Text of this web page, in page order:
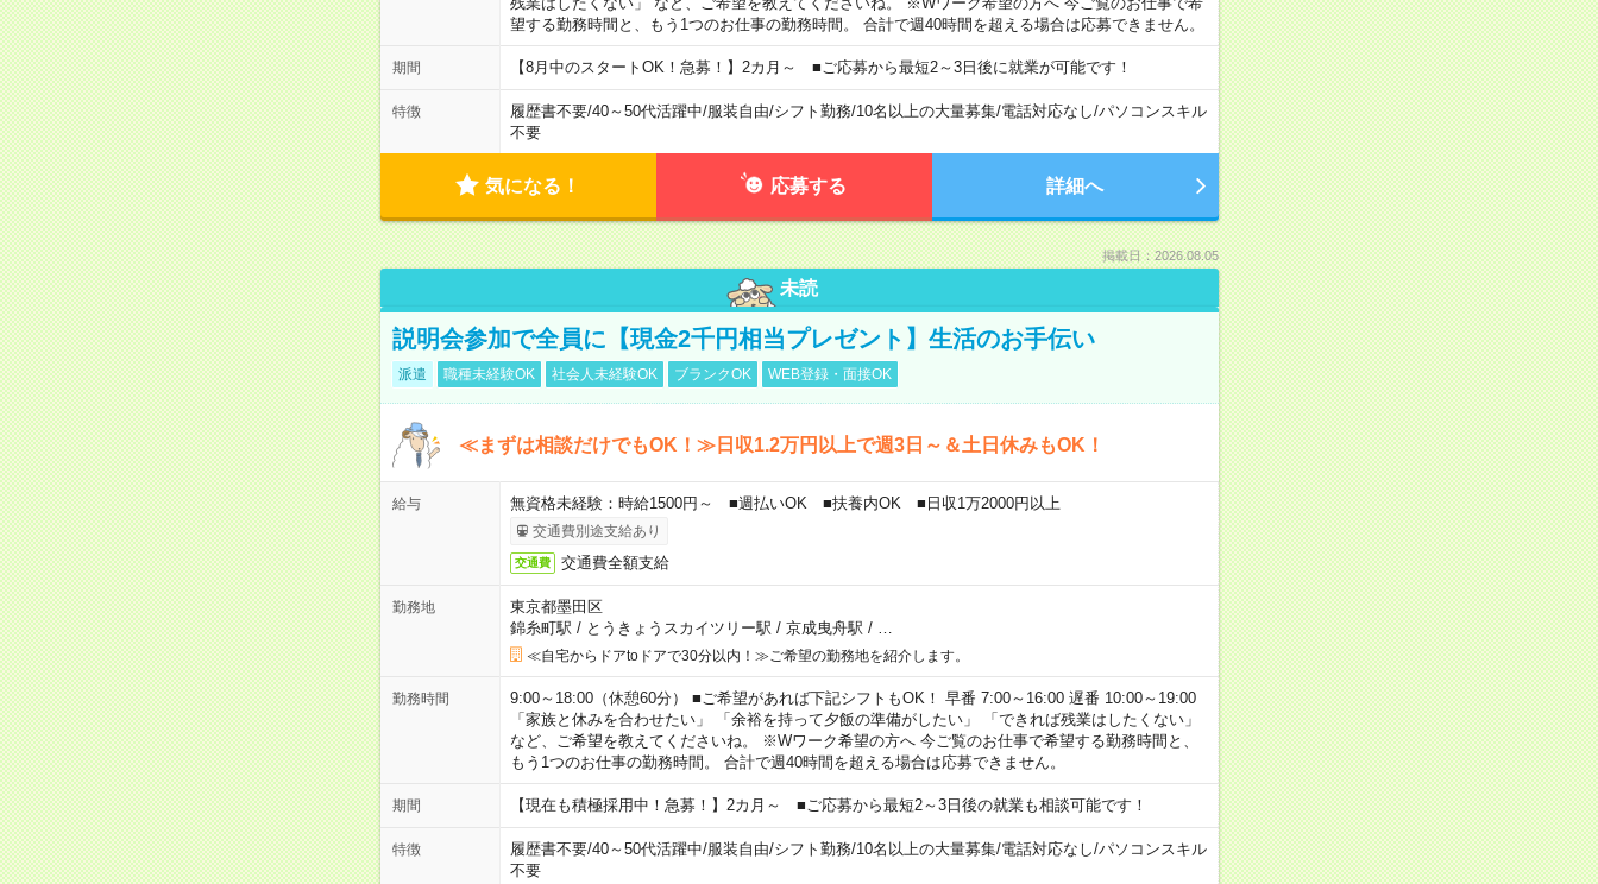
望する勤務時間と、もう1つのお仕事の勤務時間。 合計で週40時間を超える場合は応募できません。
期間 【8月中のスタートOK！急募！】2カ月～ ■ご応募から最短2～3日後に就業が可能です！
特徴 履歴書不要/40～50代活躍中/服装自由/シフト勤務/10名以上の大量募集/電話対応なし/パソコンスキル
不要
気になる！ 応募する 詳細へ
掲載日：2026.08.05
未読
説明会参加で全員に【現金2千円相当プレゼント】生活のお手伝い
派遣 職種未経験OK 社会人未経験OK ブランクOK WEB登録・面接OK
≪まずは相談だけでもOK！≫日収1.2万円以上で週3日～＆土日休みもOK！
給与 無資格未経験：時給1500円～ ■週払いOK ■扶養内OK ■日収1万2000円以上
交通費別途支給あり
交通費 交通費全額支給
勤務地
東京都墨田区
錦糸町駅 / とうきょうスカイツリー駅 / 京成曳舟駅 /
≪自宅からドアtoドアで30分以内！≫ご希望の勤務地を紹介します。
勤務時間
9:00～18:00（休憩60分） ■ご希望があれば下記シフトもOK！ 早番 7:00～16:00 遅番 10:00～19:00
「家族と休みを合わせたい」 「余裕を持って夕飯の準備がしたい」 「できれば残業はしたくない」
など、ご希望を教えてくださいね。 ※Wワーク希望の方へ 今ご覧のお仕事で希望する勤務時間と、
もう1つのお仕事の勤務時間。 合計で週40時間を超える場合は応募できません。
期間 【現在も積極採用中！急募！】2カ月～ ■ご応募から最短2～3日後の就業も相談可能です！
特徴 履歴書不要/40～50代活躍中/服装自由/シフト勤務/10名以上の大量募集/電話対応なし/パソコンスキル
不要